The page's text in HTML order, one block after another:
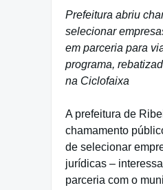
Prefeitura abriu
selecionar
em parceria para
programa,
na Ciclofaixa
A prefeitura de
chamamento
de selecionar
jurídicas –
parceria com o